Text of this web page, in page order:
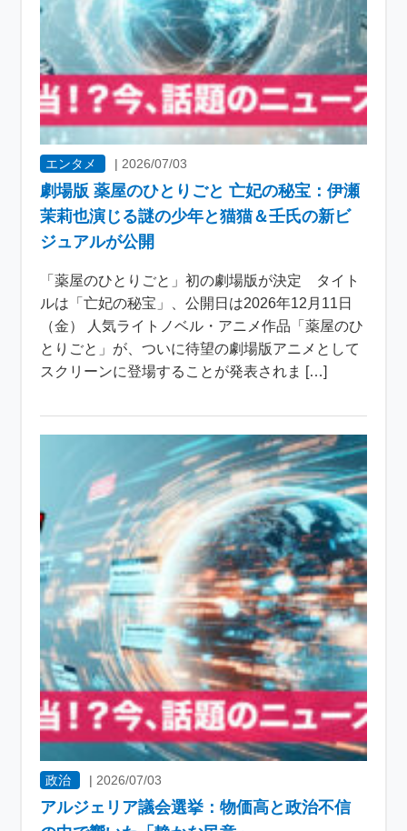
エンタメ | 2026/07/03
劇場版 薬屋のひとりごと 亡妃の秘宝：伊瀬
茉莉也演じる謎の少年と猫猫＆壬氏の新ビ
ジュアルが公開
「薬屋のひとりごと」初の劇場版が決定 タイト
ルは「亡妃の秘宝」、公開日は2026年12月11日
（金） 人気ライトノベル・アニメ作品「薬屋のひ
とりごと」が、ついに待望の劇場版アニメとして
スクリーンに登場することが発表されま […]
政治 | 2026/07/03
アルジェリア議会選挙：物価高と政治不信